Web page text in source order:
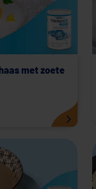
met zoete